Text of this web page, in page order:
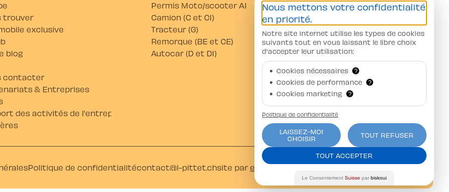
trouver
exclusive
blog
contacter
& Entreprises
des activités de l'entreprise
Permis Moto/scooter A1
Camion (C et C1)
Tracteur (G)
Remorque (BE et CE)
Autocar (D et D1)
Coordonnées bancaires
Banque Raiffeisen Gros-de-Vaud
CH07 8080 8002 0751 5376 4
Auto-Moto-Ecole Pittet SA
Av. Juste-Olivier 23 1006 Lausanne
Politique de confidentialitécontact@l-pittet.chsite par ercos.ch
Nous mettons votre confidentialité
en priorité.
Notre site Internet utilise les types de cookies
suivants tout en vous laissant le libre choix
d'accepter leur utilisation:
Cookies nécessaires ?
Cookies de performance ?
Cookies marketing ?
Politique de confidentialité
LAISSEZ-MOI
CHOISIR
TOUT REFUSER
TOUT ACCEPTER
Le Consentement Suisse par biskoui